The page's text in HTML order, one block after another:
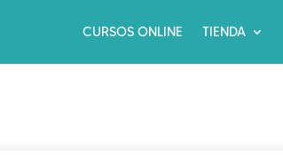
CURSOS ONLINE TIENDA